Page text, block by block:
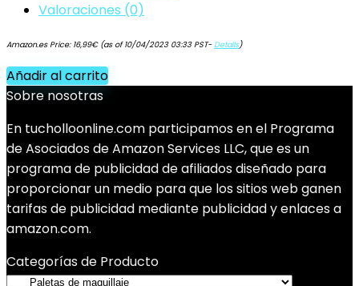
Valoraciones (0)
Amazon.es Price: 16,99€(as of 10/04/2023 03:33 PST-Details)
Añadir al carrito
Sobre nosotras
En tucholloonline.com participamos en el Programa
de Asociados de Amazon Services LLC, que es un
programa de publicidad de afiliados diseñado para
proporcionar un medio para que los sitios web ganen
tarifas de publicidad mediante publicidad y enlaces a
amazon.com.
Categorías de Producto